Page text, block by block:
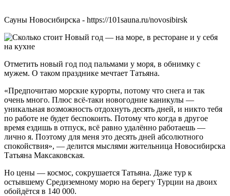
Сауны Новосибирска - https://101sauna.ru/novosibirsk
Отметить новый год под пальмами у моря, в обнимку с
мужем. О таком празднике мечтает Татьяна.
«Предпочитаю морские курорты, потому что снега и так
очень много. Плюс всё-таки новогодние каникулы —
уникальная возможность отдохнуть десять дней, и никто тебя
по работе не будет беспокоить. Потому что когда в другое
время ездишь в отпуск, всё равно удалённо работаешь —
лично я. Поэтому для меня это десять дней абсолютного
спокойствия», — делится мыслями жительница Новосибирска
Татьяна Максаковская.
Но цены — космос, сокрушается Татьяна. Даже тур к
остывшему Средиземному морю на берегу Турции на двоих
обойдётся в 140 000.